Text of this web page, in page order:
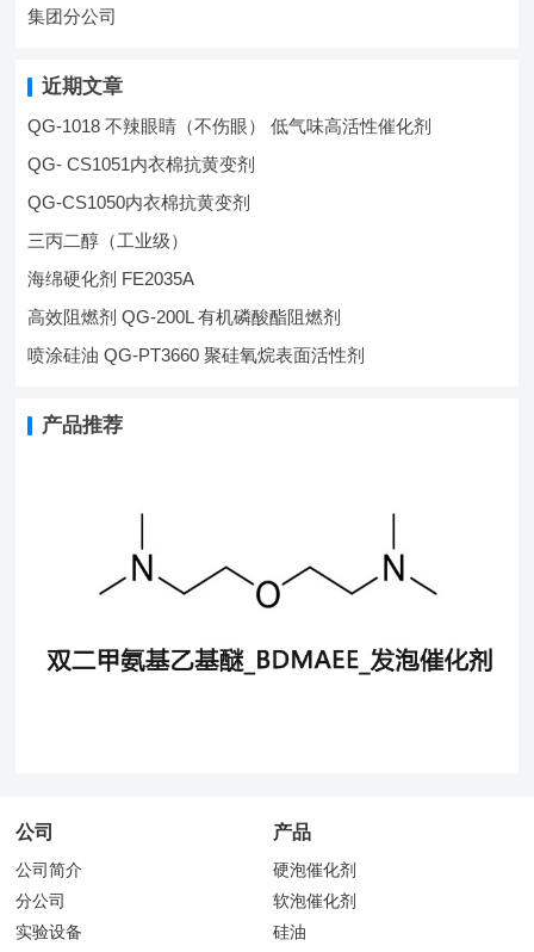
集团分公司
近期文章
QG-1018 不辣眼睛（不伤眼） 低气味高活性催化剂
QG- CS1051内衣棉抗黄变剂
QG-CS1050内衣棉抗黄变剂
三丙二醇（工业级）
海绵硬化剂 FE2035A
高效阻燃剂 QG-200L 有机磷酸酯阻燃剂
喷涂硅油 QG-PT3660 聚硅氧烷表面活性剂
产品推荐
公司
公司简介
分公司
实验设备
产品
硬泡催化剂
软泡催化剂
硅油